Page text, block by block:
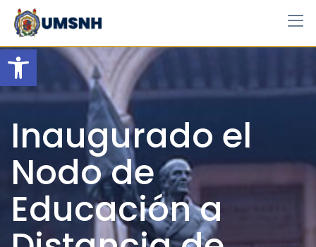
Open toolbar
Skip
content
Inaugurado el
Nodo de
Educación a